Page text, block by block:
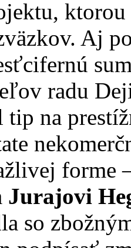
Aj
radu
tip na
forme
Jurajovi
so